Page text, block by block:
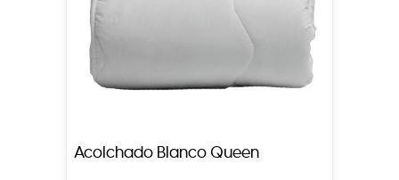
Acolchado Blanco Queen